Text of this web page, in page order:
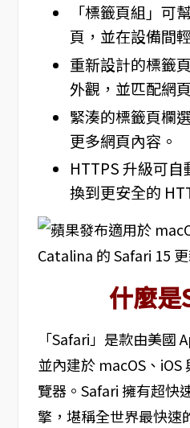
「標籤頁組」可
頁，並在設備間
重新設計的標籤
外觀，並匹配網
緊湊的標籤頁欄
更多網頁內容。
HTTPS 升級可
換到更安全的
什麼
「Safari」是款由美國
並內建於 macOS、iOS
覽器。Safari 擁有超快
擎，堪稱全世界最快速